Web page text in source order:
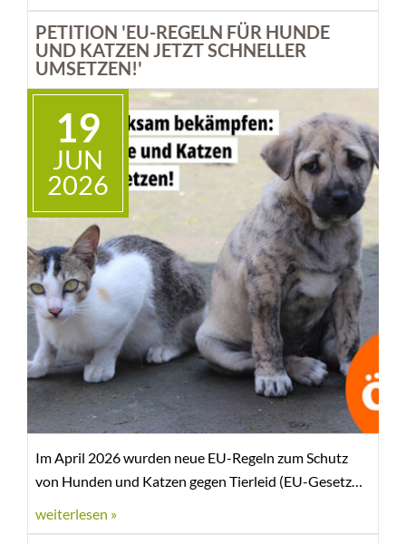
Tombola: Es gibt keine Nieten, denn jedes Los
gewinnt. Daher versuchen wir, möglichst viele Preise
zusammenzukriegen.
PETITION 'EU-REGELN FÜR HUNDE
UND KATZEN JETZT SCHNELLER
UMSETZEN!'
19
JUN
2026
Im April 2026 wurden neue EU-Regeln zum Schutz
von Hunden und Katzen gegen Tierleid (EU-Gesetz
weiterlesen »